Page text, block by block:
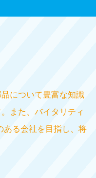
について豊富な知識
また、バイタリティ
ある会社を目指し、将